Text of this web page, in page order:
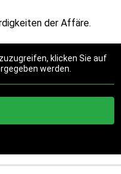
der Affäre.
klicken Sie auf
werden.